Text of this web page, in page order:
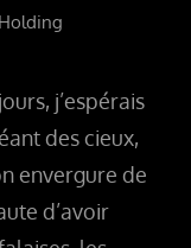
j’espérais
des cieux,
envergure de
d’avoir